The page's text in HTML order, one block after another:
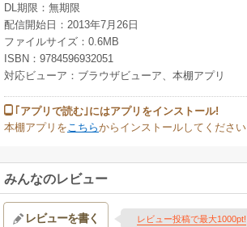
DL期限：無期限
配信開始日：2013年7月26日
ファイルサイズ：0.6MB
ISBN：9784596932051
対応ビューア：ブラウザビューア、本棚アプリ
｢アプリで読む｣にはアプリをインストール!
本棚アプリを こちらからインストールしてください
みんなのレビュー
レビューを書く レビュー投稿で最大1000pt!